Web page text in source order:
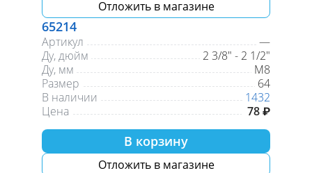
Отложить в магазине
65214
Артикул
—
Ду, дюйм
2 3/8" - 2 1/2"
Ду, мм
М8
Размер
64
В наличии
1432
Цена
78 ₽
В корзину
Отложить в магазине